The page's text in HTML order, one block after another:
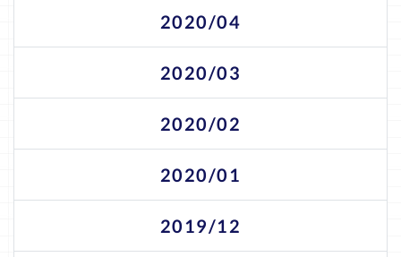
2020/04
2020/03
2020/02
2020/01
2019/12